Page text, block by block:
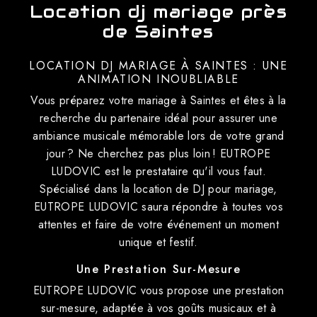
Location dj mariage près
de Saintes
LOCATION DJ MARIAGE À SAINTES : UNE
ANIMATION INOUBLIABLE
Vous préparez votre mariage à Saintes et êtes à la
recherche du partenaire idéal pour assurer une
ambiance musicale mémorable lors de votre grand
jour ? Ne cherchez pas plus loin ! EUTROPE
LUDOVIC est le prestataire qu'il vous faut.
Spécialisé dans la location de DJ pour mariage,
EUTROPE LUDOVIC saura répondre à toutes vos
attentes et faire de votre événement un moment
unique et festif.
Une Prestation Sur-Mesure
EUTROPE LUDOVIC vous propose une prestation
sur-mesure, adaptée à vos goûts musicaux et à